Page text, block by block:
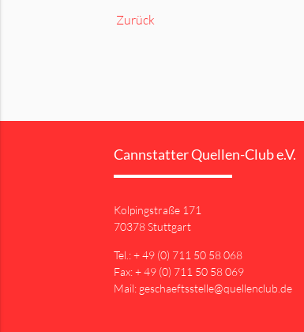
Zurück
Cannstatter Quellen-Club e.V.
Kolpingstraße 171
70378 Stuttgart
Tel.: + 49 (0) 711 50 58 068
Fax: + 49 (0) 711 50 58 069
Mail: geschaeftsstelle@quellenclub.de